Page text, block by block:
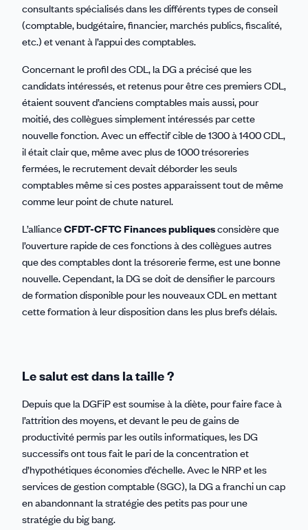
consultants spécialisés dans les différents types de conseil
(comptable, budgétaire, financier, marchés publics, fiscalité,
etc.) et venant à l’appui des comptables.
Concernant le profil des CDL, la DG a précisé que les
candidats intéressés, et retenus pour être ces premiers CDL,
étaient souvent d’anciens comptables mais aussi, pour
moitié, des collègues simplement intéressés par cette
nouvelle fonction. Avec un effectif cible de 1300 à 1400 CDL,
il était clair que, même avec plus de 1000 trésoreries
fermées, le recrutement devait déborder les seuls
comptables même si ces postes apparaissent tout de même
comme leur point de chute naturel.
L’allianceCFDT-CFTC Finances publiquesconsidère que
l’ouverture rapide de ces fonctions à des collègues autres
que des comptables dont la trésorerie ferme, est une bonne
nouvelle. Cependant, la DG se doit de densifier le parcours
de formation disponible pour les nouveaux CDL en mettant
cette formation à leur disposition dans les plus brefs délais.
Le salut est dans la taille ?
Depuis que la DGFiP est soumise à la diète, pour faire face à
l’attrition des moyens, et devant le peu de gains de
productivité permis par les outils informatiques, les DG
successifs ont tous fait le pari de la concentration et
d’hypothétiques économies d’échelle. Avec le NRP et les
services de gestion comptable (SGC), la DG a franchi un cap
en abandonnant la stratégie des petits pas pour une
stratégie du big bang.